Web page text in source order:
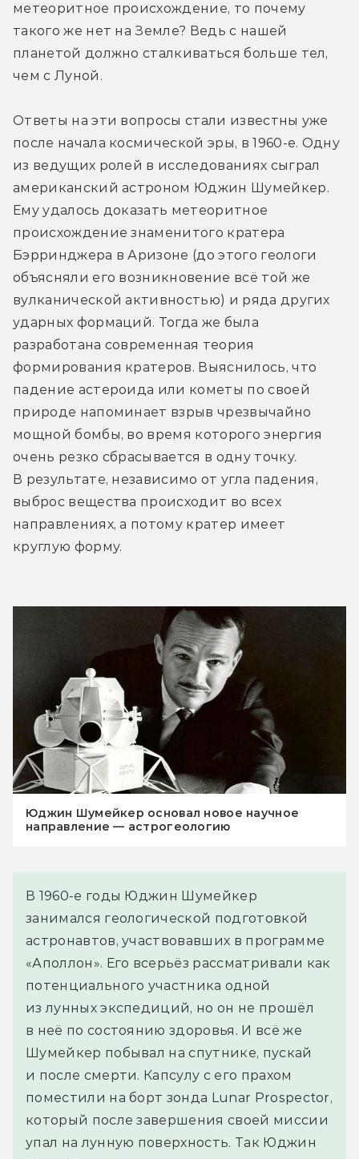
метеоритное происхождение, то почему
такого же нет на Земле? Ведь с нашей
планетой должно сталкиваться больше тел,
чем с Луной.
Ответы на эти вопросы стали известны уже
после начала космической эры, в 1960-е. Одну
из ведущих ролей в исследованиях сыграл
американский астроном Юджин Шумейкер.
Ему удалось доказать метеоритное
происхождение знаменитого кратера
Бэрринджера в Аризоне (до этого геологи
объясняли его возникновение всё той же
вулканической активностью) и ряда других
ударных формаций. Тогда же была
разработана современная теория
формирования кратеров. Выяснилось, что
падение астероида или кометы по своей
природе напоминает взрыв чрезвычайно
мощной бомбы, во время которого энергия
очень резко сбрасывается в одну точку.
В результате, независимо от угла падения,
выброс вещества происходит во всех
направлениях, а потому кратер имеет
круглую форму.
Юджин Шумейкер основал новое научное
направление — астрогеологию
В 1960-е годы Юджин Шумейкер
занимался геологической подготовкой
астронавтов, участвовавших в программе
«Аполлон». Его всерьёз рассматривали как
потенциального участника одной
из лунных экспедиций, но он не прошёл
в неё по состоянию здоровья. И всё же
Шумейкер побывал на спутнике, пускай
и после смерти. Капсулу с его прахом
поместили на борт зонда Lunar Prospector,
который после завершения своей миссии
упал на лунную поверхность. Так Юджин